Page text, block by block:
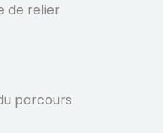
de relier
parcours